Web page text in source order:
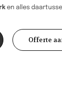
en alles
Offerte